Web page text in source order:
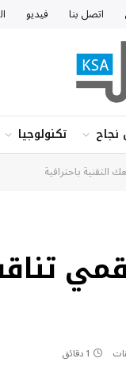
اتصل بنا فيديو
تكنولوجيا
التقنية باحترافية
1 دقائق